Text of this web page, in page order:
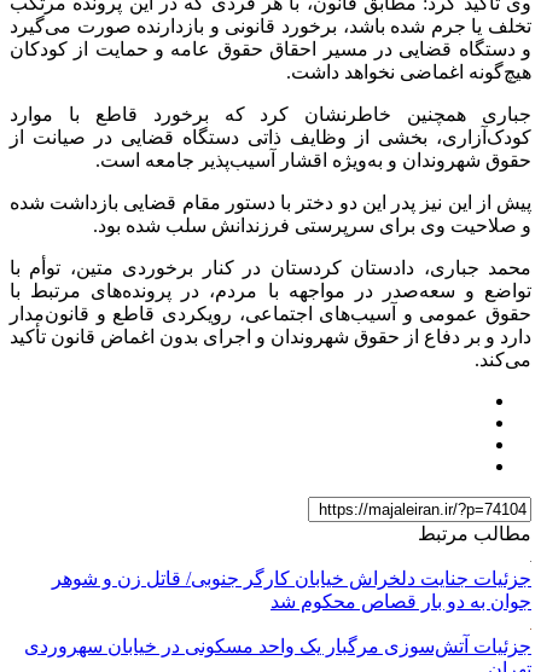
تخلف یا جرم شده باشد، برخورد قانونی و بازدارنده صورت می‌گیرد
و دستگاه قضایی در مسیر احقاق حقوق عامه و حمایت از کودکان
هیچ‌گونه اغماضی نخواهد داشت.
جباری همچنین خاطرنشان کرد که برخورد قاطع با موارد
کودک‌آزاری، بخشی از وظایف ذاتی دستگاه قضایی در صیانت از
حقوق شهروندان و به‌ویژه اقشار آسیب‌پذیر جامعه است.
پیش از این نیز پدر این دو دختر با دستور مقام قضایی بازداشت شده
و صلاحیت وی برای سرپرستی فرزندانش سلب شده بود.
محمد جباری، دادستان کردستان در کنار برخوردی متین، توأم با
تواضع و سعه‌صدر در مواجهه با مردم، در پرونده‌های مرتبط با
حقوق عمومی و آسیب‌های اجتماعی، رویکردی قاطع و قانون‌مدار
دارد و بر دفاع از حقوق شهروندان و اجرای بدون اغماض قانون تأکید
می‌کند.
مطالب مرتبط
جزئیات جنایت دلخراش خیابان کارگر جنوبی/ قاتل زن و شوهر
جوان به دو بار قصاص محکوم شد
جزئیات آتش‌سوزی مرگبار یک واحد مسکونی در خیابان سهروردی